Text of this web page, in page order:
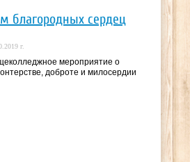
благородных сердец
г.
мероприятие о
доброте и милосердии